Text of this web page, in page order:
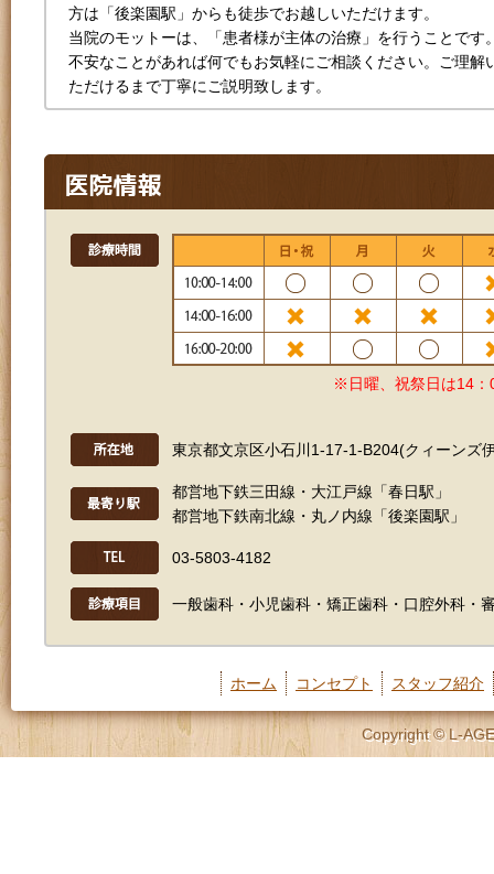
方は「後楽園駅」からも徒歩でお越しいただけます。
当院のモットーは、「患者様が主体の治療」を行うことです
不安なことがあれば何でもお気軽にご相談ください。ご理解
ただけるまで丁寧にご説明致します。
※日曜、祝祭日は14：
東京都文京区小石川1-17-1-B204(クィーンズ
都営地下鉄三田線・大江戸線「春日駅」
都営地下鉄南北線・丸ノ内線「後楽園駅」
03-5803-4182
一般歯科・小児歯科・矯正歯科・口腔外科・
ホーム コンセプト スタッフ紹介
Copyright © L-